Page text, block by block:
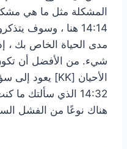
المشكلة مثل ما هي
14:14 هنا ، وسوف
مدى الحياة الخاص بك ،
شيء. من الأفضل أن
الأحيان [KK] يعود إلى سؤال التعليم
14:32 الذي سألتك
هناك نوعًا من الفشل